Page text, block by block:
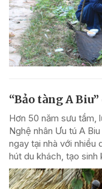
“Bảo tàng A
Hơn 50 năm sưu tầm,
Nghệ nhân Ưu tú A
ngay tại nhà với nhiều
hút du khách, tạo sinh